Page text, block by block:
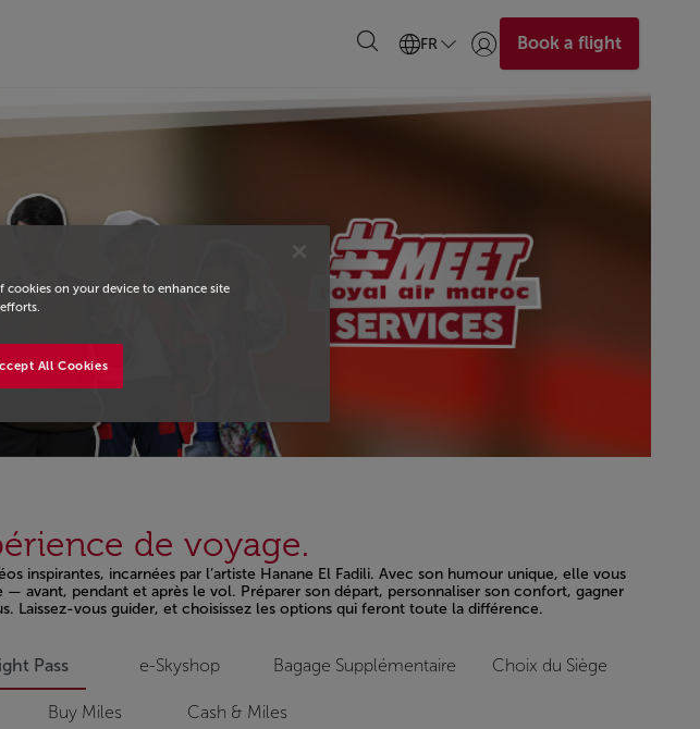
FR Se connecter | S’inscrire)
Book a flight
de voyage.
inspirantes, incarnées par l’artiste Hanane El Fadili. Avec son humour unique, elle vous
avant, pendant et après le vol. Préparer son départ, personnaliser son confort, gagner
Laissez-vous guider, et choisissez les options qui feront toute la différence.
Pass e-Skyshop Bagage Supplémentaire Choix du Siège
Buy Miles Cash & Miles
cookies on your device to enhance site
All Cookies